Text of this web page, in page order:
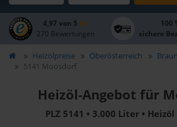
4,97 von 5
270 Bewertungen
100
sichere
Heizölpreise Oberösterreich
5141 Moosdorf
Heizöl-Angebot für
PLZ 5141 • 3.000 Liter •